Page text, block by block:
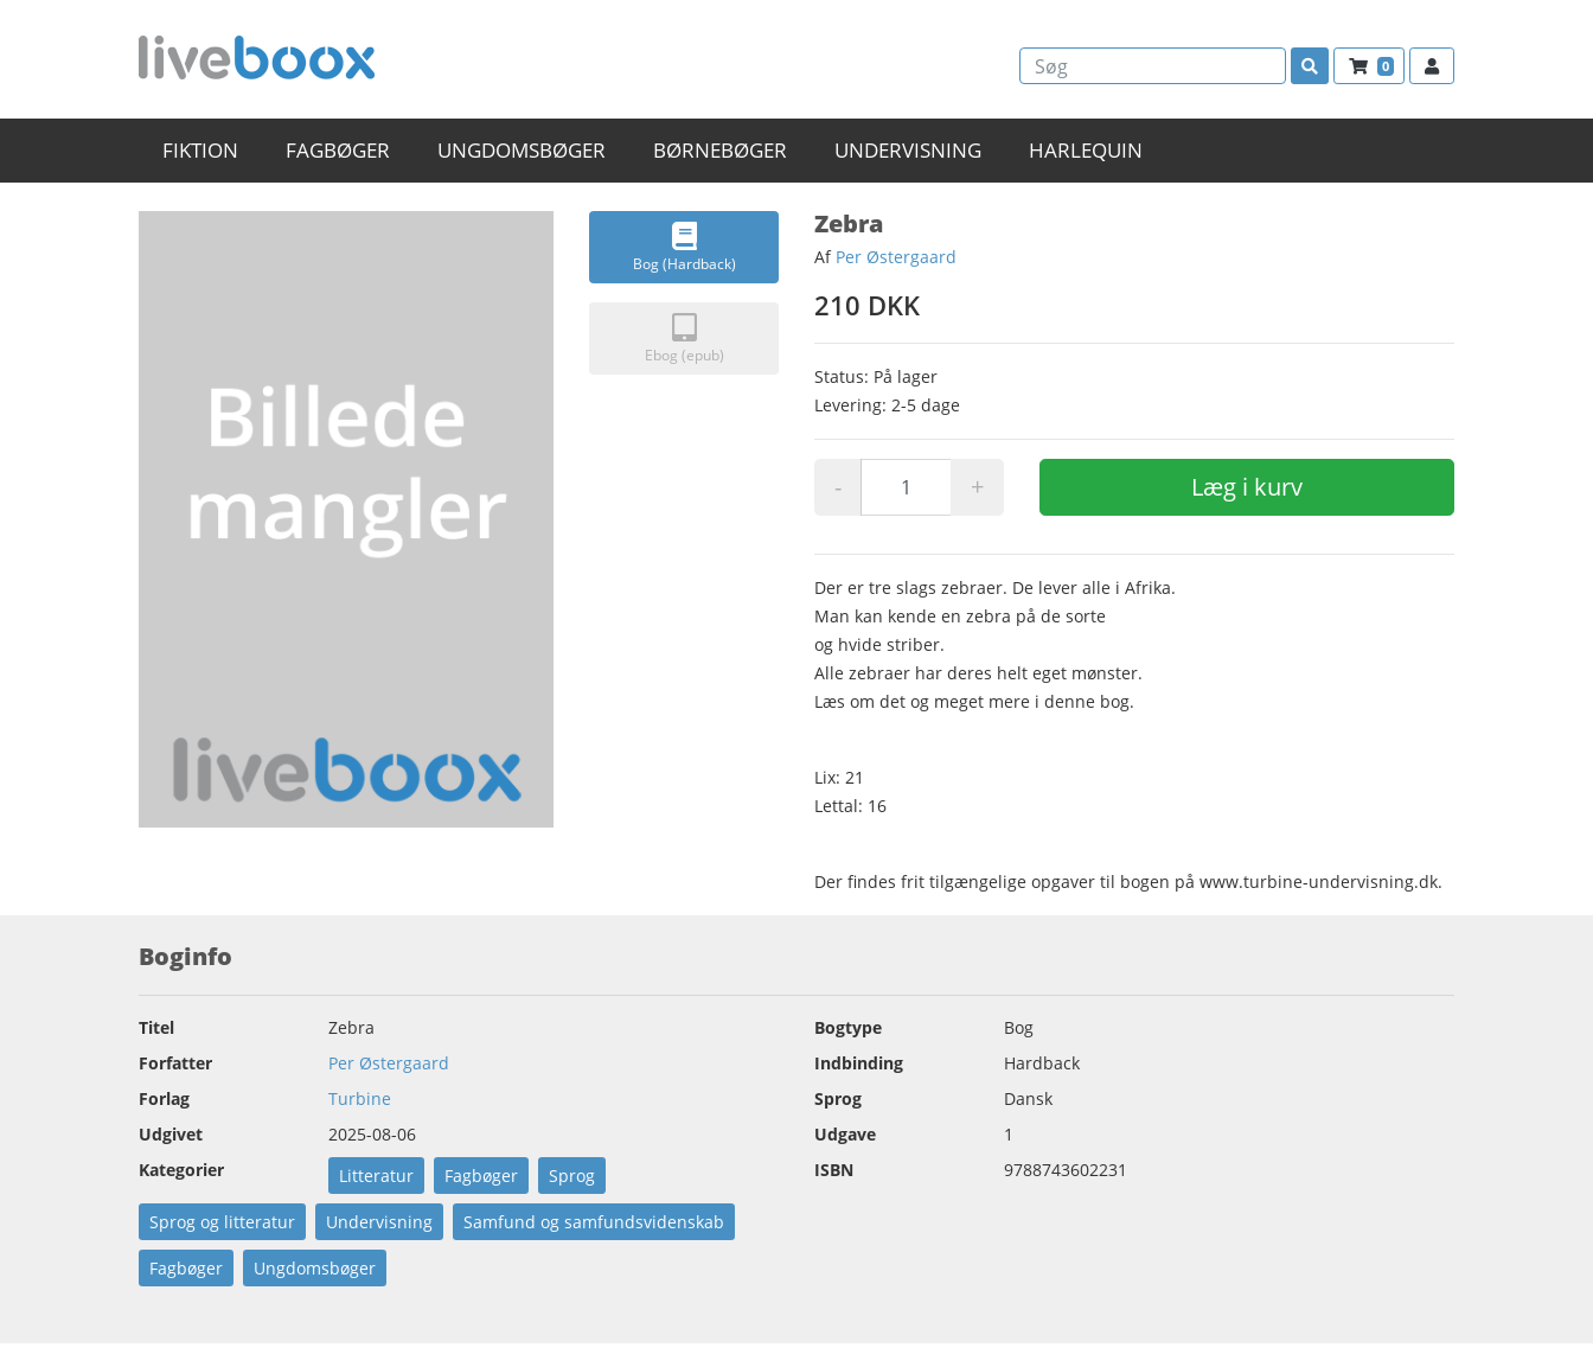
0
FIKTION FAGBØGER UNGDOMSBØGER BØRNEBØGER UNDERVISNING HARLEQUIN
Bog (Hardback)
Ebog (epub)
Zebra
Af Per Østergaard
210 DKK
Status: På lager
Levering: 2-5 dage
- + Læg i kurv
Der er tre slags zebraer. De lever alle i Afrika.
Man kan kende en zebra på de sorte
og hvide striber.
Alle zebraer har deres helt eget mønster.
Læs om det og meget mere i denne bog.
Lix: 21
Lettal: 16
Der findes frit tilgængelige opgaver til bogen på www.turbine-undervisning.dk.
Boginfo
Titel
Zebra
Forfatter
Per Østergaard
Forlag
Turbine
Udgivet
2025-08-06
Kategorier
Litteratur Fagbøger Sprog
Sprog og litteratur Undervisning Samfund og samfundsvidenskab
Fagbøger Ungdomsbøger
Bogtype
Bog
Indbinding
Hardback
Sprog
Dansk
Udgave
1
ISBN
9788743602231